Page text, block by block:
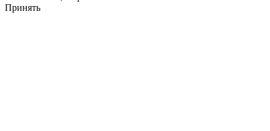
Принять